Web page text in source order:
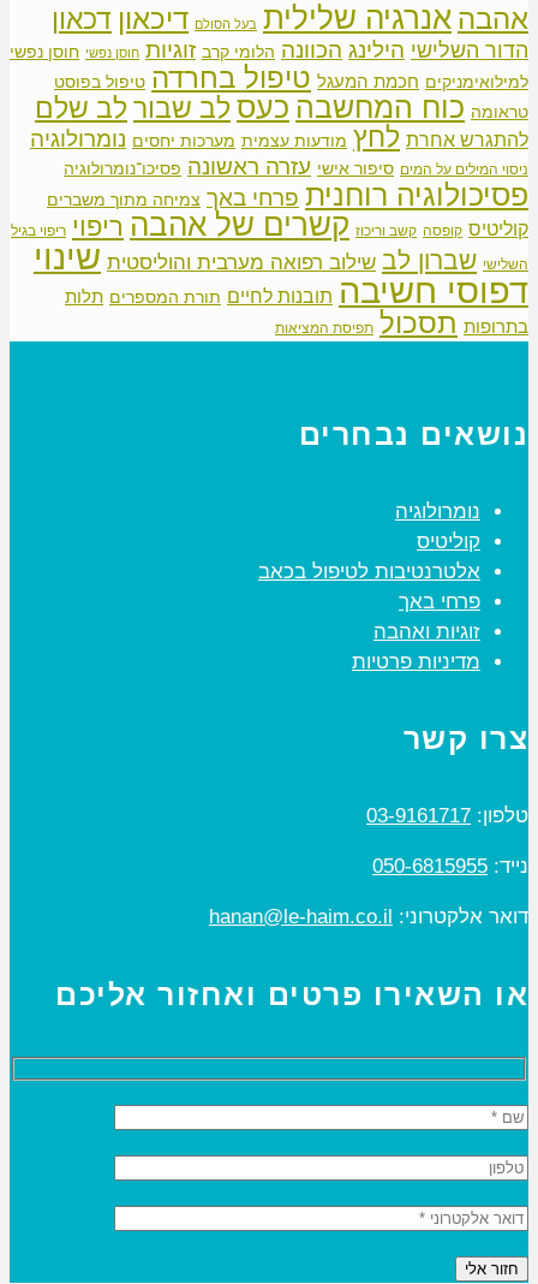
אהבה אנרגיה שלילית בעל הסולם דיכאון דכאון
הדור השלישי הילינג הכוונה הלומי קרב זוגיות חוסן נפשי חוסן נפשי
למילואימניקים חכמת המעגל טיפול בחרדה טיפול בפוסט
טראומה כוח המחשבה כעס לב שבור לב שלם
להתגרש אחרת לחץ מודעות עצמית מערכות יחסים נומרולוגיה
ניסוי המילים על המים סיפור אישי עזרה ראשונה פסיכו־נומרולוגיה
פסיכולוגיה רוחנית פרחי באך צמיחה מתוך משברים
קוליטיס קופסה קשב וריכוז קשרים של אהבה ריפוי ריפוי בגיל
השלישי שברון לב שילוב רפואה מערבית והוליסטית שינוי
דפוסי חשיבה תובנות לחיים תורת המספרים תלות
בתרופות תסכול תפיסת המציאות
נושאים נבחרים
נומרולוגיה
קוליטיס
אלטרנטיבות לטיפול בכאב
פרחי באך
זוגיות ואהבה
מדיניות פרטיות
צרו קשר
טלפון: 03-9161717
נייד: 050-6815955
דואר אלקטרוני: hanan@le-haim.co.il
או השאירו פרטים ואחזור אליכם